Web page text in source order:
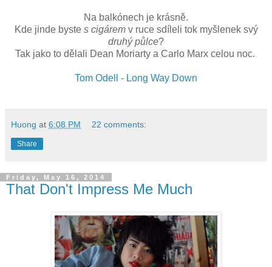
Na balkónech je krásně.
Kde jinde byste s cigáremv ruce sdíleli tok myšlenek svý
druhý půlce?
Tak jako to dělali Dean Moriarty a Carlo Marx celou noc.
Tom Odell - Long Way Down
Huong at 6:08 PM 22 comments:
Share
Friday, May 16, 2014
That Don't Impress Me Much